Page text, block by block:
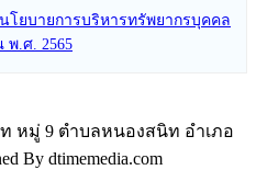
โยบายการบริหารทรัพยากรบุคคล
พ.ศ. 2565
หมู่ 9 ตำบลหนองสนิท อำเภอ
By dtimemedia.com